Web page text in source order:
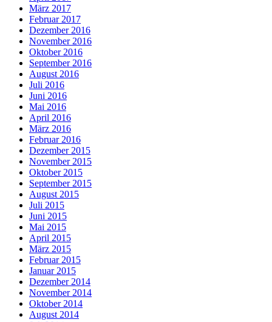
März 2017
Februar 2017
Dezember 2016
November 2016
Oktober 2016
September 2016
August 2016
Juli 2016
Juni 2016
Mai 2016
April 2016
März 2016
Februar 2016
Dezember 2015
November 2015
Oktober 2015
September 2015
August 2015
Juli 2015
Juni 2015
Mai 2015
April 2015
März 2015
Februar 2015
Januar 2015
Dezember 2014
November 2014
Oktober 2014
August 2014